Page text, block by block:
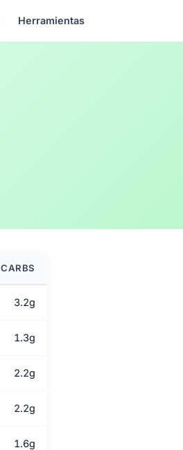
Herramientas
CARBS
3.2g
1.3g
2.2g
2.2g
1.6g